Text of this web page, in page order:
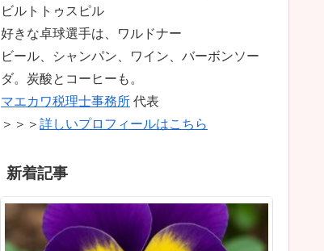
ビルトトゥスピル
好きな卓球選手は、ワルドナー
ビール、シャンパン、ワイン、バーボンソー
ダ。炭酸とコーヒーも。
マエカワ税理士事務所 代表
＞＞＞ 詳しいプロフィールはこちら
新着記事